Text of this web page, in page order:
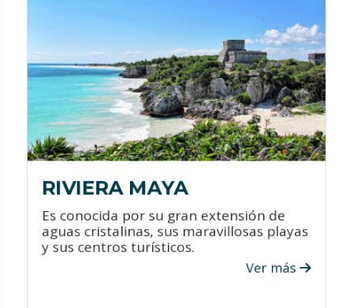
RIVIERA MAYA
Es conocida por su gran extensión de
aguas cristalinas, sus maravillosas playas
y sus centros turísticos.
Ver más
¿QUÉ HACER?
Conoce sus majestuosos sitios
arqueológicos.
Ven a sus parques naturales y
tématicos que son únicos en el
mundo.
Maravíllate con sus increíbles cenotes.